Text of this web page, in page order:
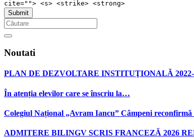
cite=""> <s> <strike> <strong>
Noutati
PLAN DE DEZVOLTARE INSTITUŢIONALĂ 2022-
În atenția elevilor care se înscriu la…
Colegiul Național „Avram Iancu” Câmpeni
ADMITERE BILINGV SCRIS FRANCEZĂ 2026